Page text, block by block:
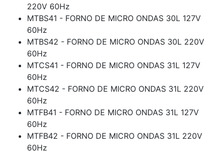
220V 60Hz
MTBS41 - FORNO DE MICRO ONDAS 30L 127V
60Hz
MTBS42 - FORNO DE MICRO ONDAS 30L 220V
60Hz
MTCS41 - FORNO DE MICRO ONDAS 31L 127V
60Hz
MTCS42 - FORNO DE MICRO ONDAS 31L 220V
60Hz
MTFB41 - FORNO DE MICRO ONDAS 31L 127V
60Hz
MTFB42 - FORNO DE MICRO ONDAS 31L 220V
60Hz